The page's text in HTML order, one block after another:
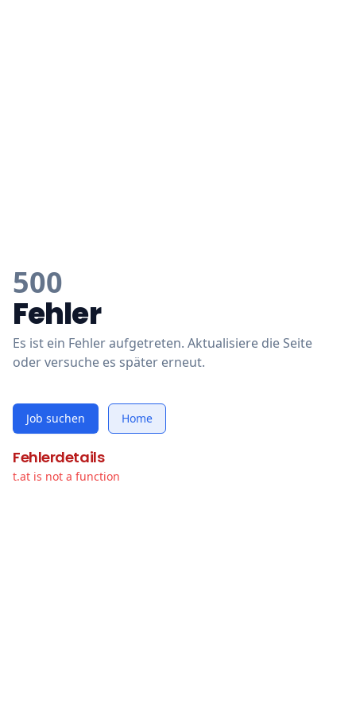
500
Fehler
Es ist ein Fehler aufgetreten. Aktualisiere die Seite
oder versuche es später erneut.
Job suchen Home
Fehlerdetails
t.at is not a function